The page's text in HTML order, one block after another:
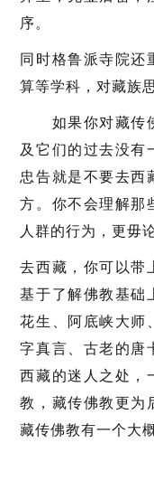
序。
同时格鲁派寺院还
算等学科，对藏族
如果你对藏传佛
及它们的过去没有
忠告就是不要去西
方。你不会理解那
人群的行为，更毋
去西藏，你可以带
基于了解佛教基
花生、阿底峡大师
字真言、古老的唐
西藏的迷人之处，
教，藏传佛教更为
藏传佛教有一个大